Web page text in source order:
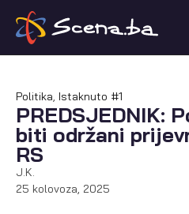
Politika, Istaknuto #1
PREDSJEDNIK:
biti održani
RS
J.K.
25 kolovoza, 2025